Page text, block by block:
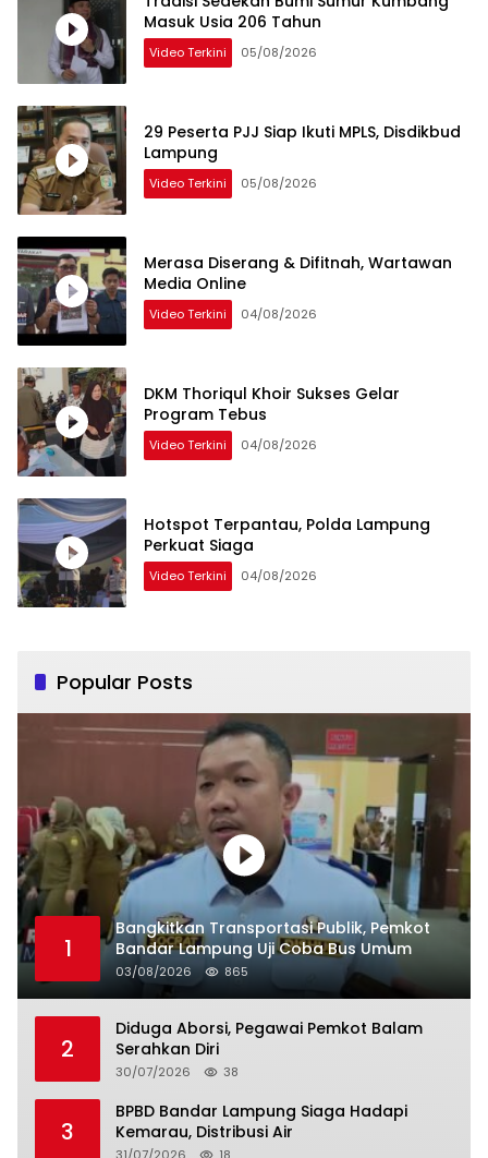
Masuk Usia 206 Tahun
Video Terkini 05/08/2026
29 Peserta PJJ Siap Ikuti MPLS, Disdikbud
Lampung
Video Terkini 05/08/2026
Merasa Diserang & Difitnah, Wartawan
Media Online
Video Terkini 04/08/2026
DKM Thoriqul Khoir Sukses Gelar
Program Tebus
Video Terkini 04/08/2026
Hotspot Terpantau, Polda Lampung
Perkuat Siaga
Video Terkini 04/08/2026
Popular Posts
1
Bangkitkan Transportasi Publik, Pemkot
Bandar Lampung Uji Coba Bus Umum
03/08/2026 865
2
Diduga Aborsi, Pegawai Pemkot Balam
Serahkan Diri
30/07/2026 38
3
BPBD Bandar Lampung Siaga Hadapi
Kemarau, Distribusi Air
31/07/2026 18